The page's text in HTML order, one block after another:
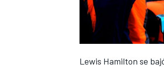
Lewis Hamilton se